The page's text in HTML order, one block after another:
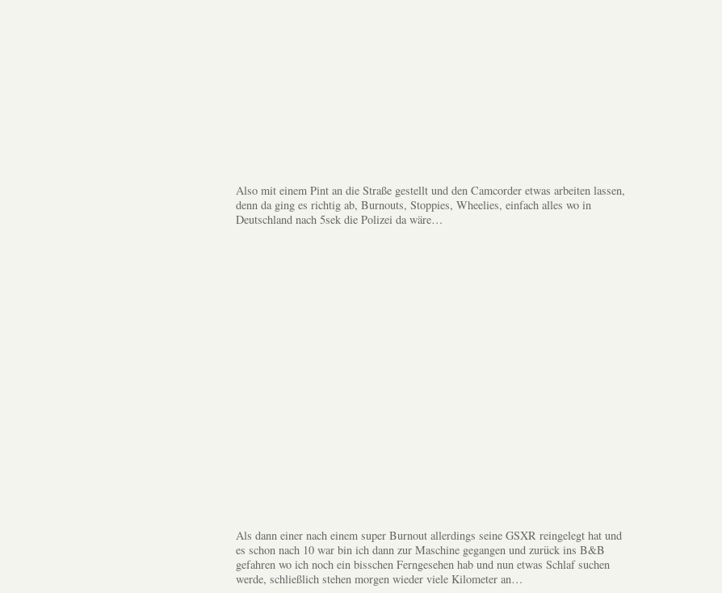
Also mit einem Pint an die Straße gestellt und den Camcorder etwas arbeiten lassen,
denn da ging es richtig ab, Burnouts, Stoppies, Wheelies, einfach alles wo in
Deutschland nach 5sek die Polizei da wäre…
Als dann einer nach einem super Burnout allerdings seine GSXR reingelegt hat und
es schon nach 10 war bin ich dann zur Maschine gegangen und zurück ins B&B
gefahren wo ich noch ein bisschen Ferngesehen hab und nun etwas Schlaf suchen
werde, schließlich stehen morgen wieder viele Kilometer an…